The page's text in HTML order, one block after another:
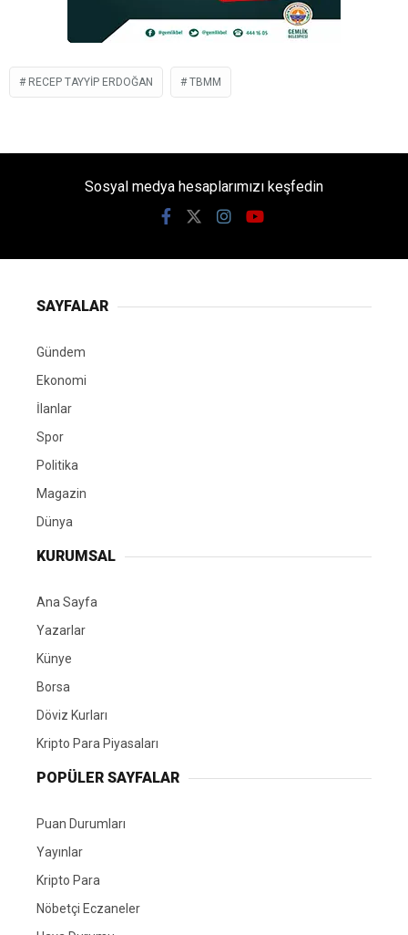
RECEP TAYYIP ERDOĞAN TBMM
Sosyal medya hesaplarımızı keşfedin
SAYFALAR
Gündem
Ekonomi
İlanlar
Spor
Politika
Magazin
Dünya
KURUMSAL
Ana Sayfa
Yazarlar
Künye
Borsa
Döviz Kurları
Kripto Para Piyasaları
POPÜLER SAYFALAR
Puan Durumları
Yayınlar
Kripto Para
Nöbetçi Eczaneler